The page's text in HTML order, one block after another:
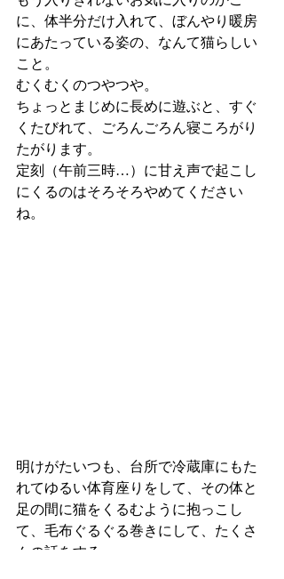
に、体半分だけ入れて、ぼんやり暖房
にあたっている姿の、なんて猫らしい
こと。
むくむくのつやつや。
ちょっとまじめに長めに遊ぶと、すぐ
くたびれて、ごろんごろん寝ころがり
たがります。
定刻（午前三時…）に甘え声で起こし
にくるのはそろそろやめてください
ね。
明けがたいつも、台所で冷蔵庫にもた
れてゆるい体育座りをして、その体と
足の間に猫をくるむように抱っこし
て、毛布ぐるぐる巻きにして、たくさ
んの話をする。